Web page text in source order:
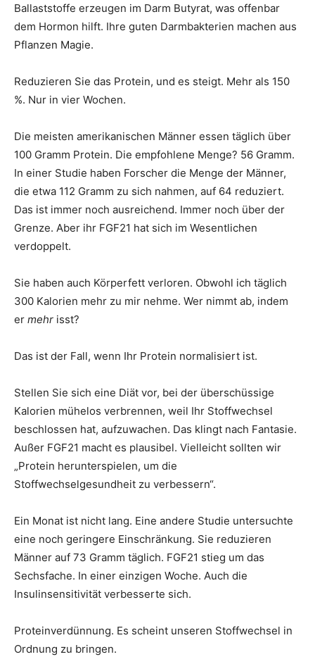
Ballaststoffe erzeugen im Darm Butyrat, was offenbar
dem Hormon hilft. Ihre guten Darmbakterien machen aus
Pflanzen Magie.
Reduzieren Sie das Protein, und es steigt. Mehr als 150
%. Nur in vier Wochen.
Die meisten amerikanischen Männer essen täglich über
100 Gramm Protein. Die empfohlene Menge? 56 Gramm.
In einer Studie haben Forscher die Menge der Männer,
die etwa 112 Gramm zu sich nahmen, auf 64 reduziert.
Das ist immer noch ausreichend. Immer noch über der
Grenze. Aber ihr FGF21 hat sich im Wesentlichen
verdoppelt.
Sie haben auch Körperfett verloren. Obwohl ich täglich
300 Kalorien mehr zu mir nehme. Wer nimmt ab, indem
er mehr isst?
Das ist der Fall, wenn Ihr Protein normalisiert ist.
Stellen Sie sich eine Diät vor, bei der überschüssige
Kalorien mühelos verbrennen, weil Ihr Stoffwechsel
beschlossen hat, aufzuwachen. Das klingt nach Fantasie.
Außer FGF21 macht es plausibel. Vielleicht sollten wir
„Protein herunterspielen, um die
Stoffwechselgesundheit zu verbessern“.
Ein Monat ist nicht lang. Eine andere Studie untersuchte
eine noch geringere Einschränkung. Sie reduzieren
Männer auf 73 Gramm täglich. FGF21 stieg um das
Sechsfache. In einer einzigen Woche. Auch die
Insulinsensitivität verbesserte sich.
Proteinverdünnung. Es scheint unseren Stoffwechsel in
Ordnung zu bringen.